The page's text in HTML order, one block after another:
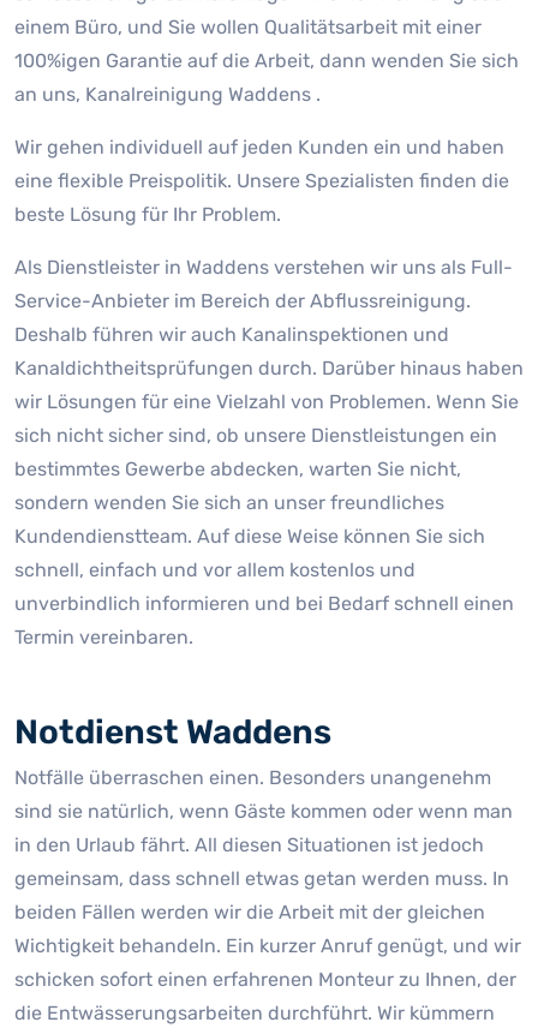
einem Büro, und Sie wollen Qualitätsarbeit mit einer
100%igen Garantie auf die Arbeit, dann wenden Sie sich
an uns, Kanalreinigung Waddens .
Wir gehen individuell auf jeden Kunden ein und haben
eine flexible Preispolitik. Unsere Spezialisten finden die
beste Lösung für Ihr Problem.
Als Dienstleister in Waddens verstehen wir uns als Full-
Service-Anbieter im Bereich der Abflussreinigung.
Deshalb führen wir auch Kanalinspektionen und
Kanaldichtheitsprüfungen durch. Darüber hinaus haben
wir Lösungen für eine Vielzahl von Problemen. Wenn Sie
sich nicht sicher sind, ob unsere Dienstleistungen ein
bestimmtes Gewerbe abdecken, warten Sie nicht,
sondern wenden Sie sich an unser freundliches
Kundendienstteam. Auf diese Weise können Sie sich
schnell, einfach und vor allem kostenlos und
unverbindlich informieren und bei Bedarf schnell einen
Termin vereinbaren.
Notdienst Waddens
Notfälle überraschen einen. Besonders unangenehm
sind sie natürlich, wenn Gäste kommen oder wenn man
in den Urlaub fährt. All diesen Situationen ist jedoch
gemeinsam, dass schnell etwas getan werden muss. In
beiden Fällen werden wir die Arbeit mit der gleichen
Wichtigkeit behandeln. Ein kurzer Anruf genügt, und wir
schicken sofort einen erfahrenen Monteur zu Ihnen, der
die Entwässerungsarbeiten durchführt. Wir kümmern